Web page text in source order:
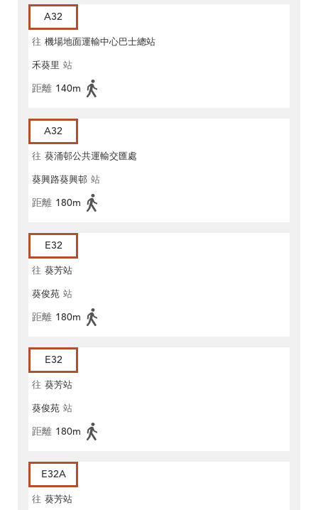
A32
往 機場地面運輸中心巴士總站
禾葵里 站
距離 140m
A32
往 葵涌邨公共運輸交匯處
葵興路葵興邨 站
距離 180m
E32
往 葵芳站
葵俊苑 站
距離 180m
E32
往 葵芳站
葵俊苑 站
距離 180m
E32A
往 葵芳站